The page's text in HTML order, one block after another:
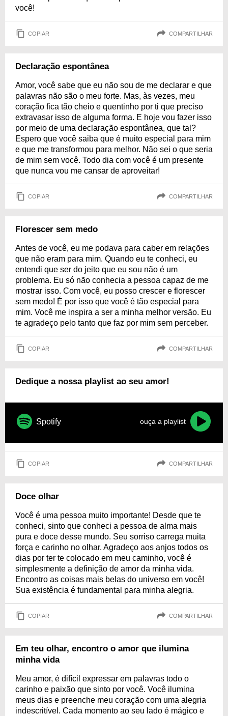
você!
COPIAR COMPARTILHAR
Declaração espontânea
Amor, você sabe que eu não sou de me declarar e que
palavras não são o meu forte. Mas, às vezes, meu
coração fica tão cheio e quentinho por ti que preciso
extravasar isso de alguma forma. E hoje vou fazer isso
por meio de uma declaração espontânea, que tal?
Espero que você saiba que é muito especial para mim
e que me transformou para melhor. Não sei o que seria
de mim sem você. Todo dia com você é um presente
que nunca vou me cansar de aproveitar!
COPIAR COMPARTILHAR
Florescer sem medo
Antes de você, eu me podava para caber em relações
que não eram para mim. Quando eu te conheci, eu
entendi que ser do jeito que eu sou não é um
problema. Eu só não conhecia a pessoa capaz de me
mostrar isso. Com você, eu posso crescer e florescer
sem medo! É por isso que você é tão especial para
mim. Você me inspira a ser a minha melhor versão. Eu
te agradeço pelo tanto que faz por mim sem perceber.
COPIAR COMPARTILHAR
Dedique a nossa playlist ao seu amor!
Spotify ouça a playlist
COPIAR COMPARTILHAR
Doce olhar
Você é uma pessoa muito importante! Desde que te
conheci, sinto que conheci a pessoa de alma mais
pura e doce desse mundo. Seu sorriso carrega muita
força e carinho no olhar. Agradeço aos anjos todos os
dias por ter te colocado em meu caminho, você é
simplesmente a definição de amor da minha vida.
Encontro as coisas mais belas do universo em você!
Sua existência é fundamental para minha alegria.
COPIAR COMPARTILHAR
Em teu olhar, encontro o amor que ilumina
minha vida
Meu amor, é difícil expressar em palavras todo o
carinho e paixão que sinto por você. Você ilumina
meus dias e preenche meu coração com uma alegria
indescritível. Cada momento ao seu lado é mágico e